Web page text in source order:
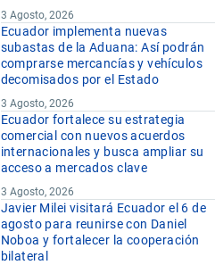
3 Agosto, 2026
Ecuador implementa nuevas
subastas de la Aduana: Así podrán
comprarse mercancías y vehículos
decomisados por el Estado
3 Agosto, 2026
Ecuador fortalece su estrategia
comercial con nuevos acuerdos
internacionales y busca ampliar su
acceso a mercados clave
3 Agosto, 2026
Javier Milei visitará Ecuador el 6 de
agosto para reunirse con Daniel
Noboa y fortalecer la cooperación
bilateral